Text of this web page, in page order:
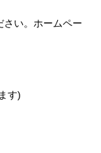
さい。ホームペー
す)